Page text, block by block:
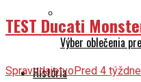
Výber oblečenia
História
TEST Ducati
SpravodajstvoPred 4 týždne